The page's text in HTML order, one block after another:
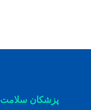
پزشکان سلامت